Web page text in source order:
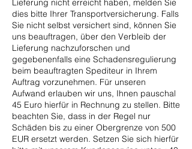
Lieferung nicht erreicht haben, melden Sie
dies bitte Ihrer Transportversicherung. Falls
Sie nicht selbst versichert sind, können Sie
uns beauftragen, über den Verbleib der
Lieferung nachzuforschen und
gegebenenfalls eine Schadensregulierung
beim beauftragten Spediteur in Ihrem
Auftrag vorzunehmen. Für unseren
Aufwand erlauben wir uns, Ihnen pauschal
45 Euro hierfür in Rechnung zu stellen. Bitte
beachten Sie, dass in der Regel nur
Schäden bis zu einer Obergrenze von 500
EUR ersetzt werden. Setzen Sie sich hierfür